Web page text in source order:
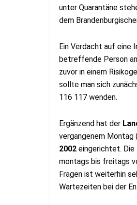
unter Quarantäne
dem
Ein Verdacht auf eine
betreffende Person
zuvor in einem
sollte man sich
116 117 wenden.
Ergänzend hat der
vergangenem
2002 eingerichtet.
montags bis freitags
Fragen ist weiterhin
Wartezeiten bei der